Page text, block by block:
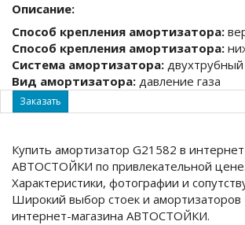
Описание:
Способ крепления амортизатора:
Способ крепления амортизатора:
Система амортизатора: двухтрубный
Вид амортизатора: давление газа
Заказать
Купить амортизатор G21582 в
АВТОСТОЙКИ по привлекательной цене.
Характеристики, фотографии и
Широкий выбор стоек и амортизаторов
интернет-магазина АВТОСТОЙКИ.